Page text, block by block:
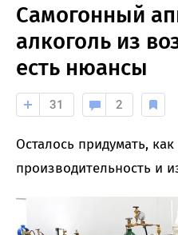
Самогонный
алкоголь из
есть нюансы
31 2
Осталось придумать,
производительность и